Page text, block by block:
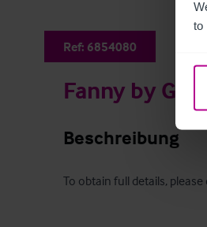
to
Ref: 6854080
Fanny by Gas
Beschreibung
To obtain full details,